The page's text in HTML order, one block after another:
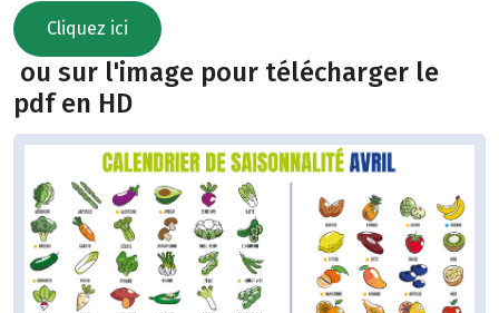
Cliquez ici
ou sur l'image pour télécharger le
pdf en HD